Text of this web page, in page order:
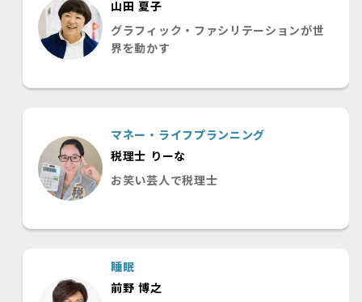
山田 夏子
グラフィック・ファシリテーションが世
界を動かす
マネー・ライフプランニング
税理士 りーな
お笑い芸人で税理士
睡眠
前野 博之